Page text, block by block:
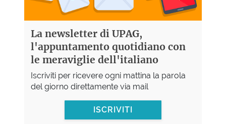
La newsletter di UPAG,
l'appuntamento quotidiano con
le meraviglie dell'italiano
Iscriviti per ricevere ogni mattina la parola
del giorno direttamente via mail
ISCRIVITI